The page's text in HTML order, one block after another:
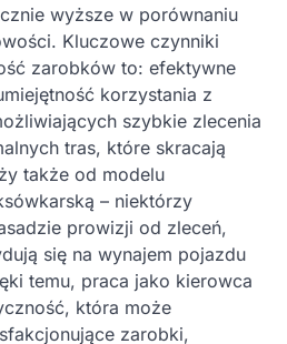
wyższe w porównaniu
Kluczowe czynniki
zarobków to: efektywne
korzystania z
szybkie zlecenia
tras, które skracają
także od modelu
– niektórzy
prowizji od zleceń,
się na wynajem pojazdu
temu, praca jako kierowca
która może
zarobki,